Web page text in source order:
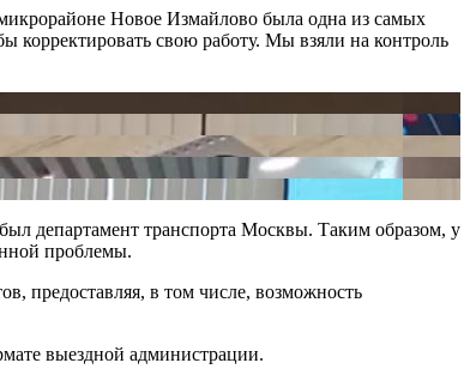
Новое Измайлово была одна из самых
свою работу. Мы взяли на контроль
департамент транспорта Москвы. Таким образом, у
проблемы.
предоставляя, в том числе, возможность
выездной администрации.